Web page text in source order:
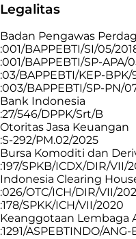
Legalitas
Badan Pengawas
:001/BAPPEBTI/SI/05/
:001/BAPPEBTI/SP-APA/
:03/BAPPEBTI/KEP-BPK/
:003/BAPPEBTI/SP-PN/
Bank Indonesia
:27/546/DPPK/Srt/B
Otoritas Jasa Keuangan
:S-292/PM.02/2025
Bursa Komoditi dan
:197/SPKB/ICDX/DIR/VII/
Indonesia Clearing
:026/OTC/ICH/DIR/VII/
:178/SPKK/ICH/VII/2020
Keanggotaan Lembaga
:1291/ASPEBTINDO/